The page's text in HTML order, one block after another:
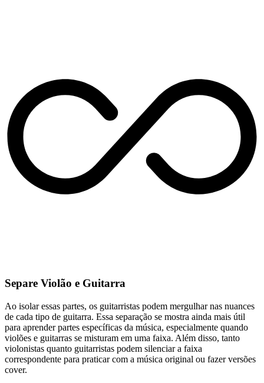
Separe Violão e Guitarra
Ao isolar essas partes, os guitarristas podem mergulhar nas nuances
de cada tipo de guitarra. Essa separação se mostra ainda mais útil
para aprender partes específicas da música, especialmente quando
violões e guitarras se misturam em uma faixa. Além disso, tanto
violonistas quanto guitarristas podem silenciar a faixa
correspondente para praticar com a música original ou fazer versões
cover.